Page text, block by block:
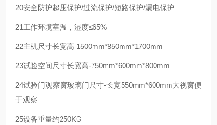
20安全防护超压保护/过流保护/短路保护/漏电保护
21工作环境室温，湿度≤65%
22主机尺寸长宽高-1500mm*850mm*1700mm
23试验空间尺寸长宽高-750mm*600mm*800mm
24试验门观察窗玻璃门尺寸-长宽550mm*600mm大视窗便
于观察
25设备重量约250KG